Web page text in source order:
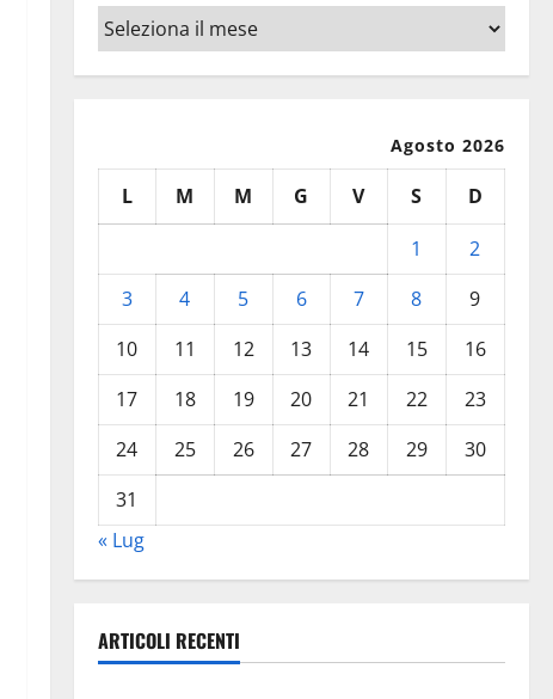
Archivi
Agosto 2026
L M M G V S
D
1
2
3
4 5 6 7 8
9
10
11 12 13 14 15
16
17
18 19 20 21 22
23
24
25 26 27 28 29
30
31
« Lug
ARTICOLI RECENTI